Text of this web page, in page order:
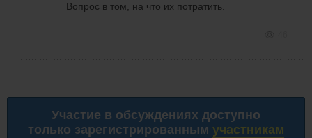
Вопрос в том, на что их потратить.
Участие в обсуждениях доступно
только зарегистрированным участникам